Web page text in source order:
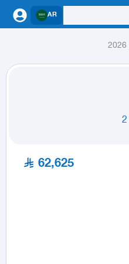
AR
62,625